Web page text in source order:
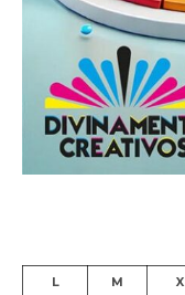
L M X